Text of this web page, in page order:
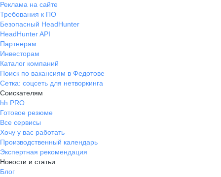
Реклама на сайте
Требования к ПО
Безопасный HeadHunter
HeadHunter API
Партнерам
Инвесторам
Каталог компаний
Поиск по вакансиям в Федотове
Сетка: соцсеть для нетворкинга
Соискателям
hh PRO
Готовое резюме
Все сервисы
Хочу у вас работать
Производственный календарь
Экспертная рекомендация
Новости и статьи
Блог